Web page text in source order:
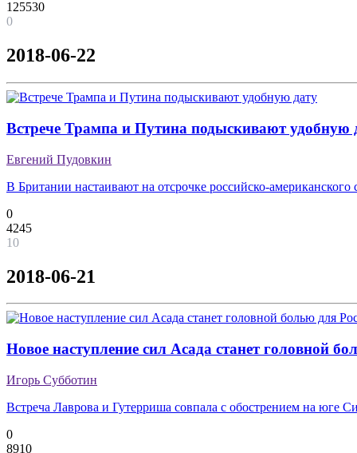
125530
0
2018-06-22
Встрече Трампа и Путина подыскивают удобную
Евгений Пудовкин
В Британии настаивают на отсрочке российско-американского
0
4245
10
2018-06-21
Новое наступление сил Асада станет головной
Игорь Субботин
Встреча Лаврова и Гутерриша совпала с обострением на юге
0
8910